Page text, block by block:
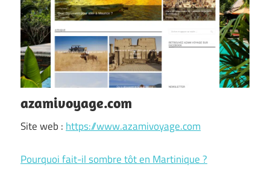
azamivoyage.com
Site web : https://www.azamivoyage.com
Pourquoi fait-il sombre tôt en Martinique ?